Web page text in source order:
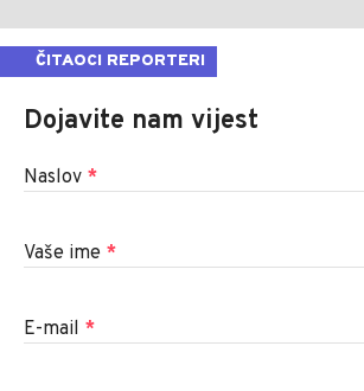
ČITAOCI REPORTERI
Dojavite nam vijest
Naslov *
Vaše ime *
E-mail *